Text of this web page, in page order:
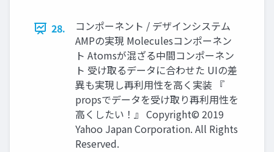
28.
コンポーネント / デザインシステム
AMPの実現 Moleculesコンポーネン
ト Atomsが混ざる中間コンポーネン
ト 受け取るデータに合わせた UIの差
異も実現し再利用性を高く実装 『
propsでデータを受け取り再利用性を
高くしたい！』 Copyright© 2019
Yahoo Japan Corporation. All Rights
Reserved.